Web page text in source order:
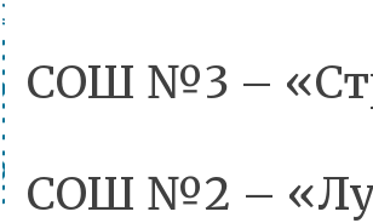
СОШ №3 –
СОШ №2 –